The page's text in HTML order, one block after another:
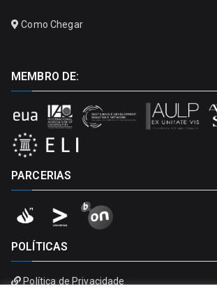
Como Chegar
MEMBRO DE:
PARCERIAS
POLÍTICAS
Política de Privacidade